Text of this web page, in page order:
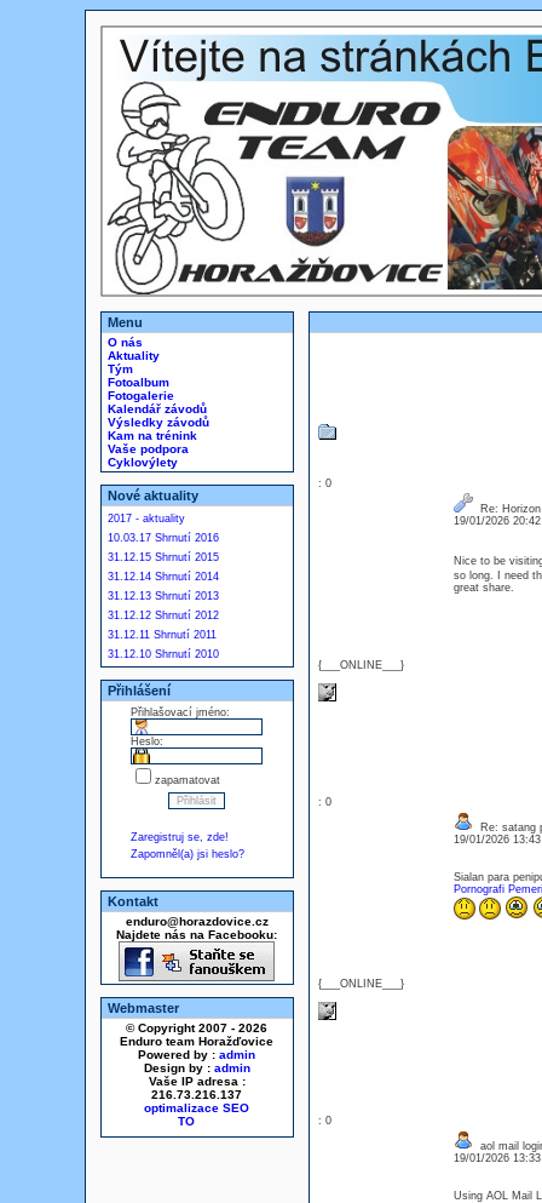
Menu
O nás
Aktuality
Tým
Fotoalbum
Fotogalerie
Kalendář závodů
Výsledky závodů
Kam na trénink
Vaše podpora
Cyklovýlety
Nové aktuality
2017 - aktuality
10.03.17 Shrnutí 2016
31.12.15 Shrnutí 2015
31.12.14 Shrnutí 2014
31.12.13 Shrnutí 2013
31.12.12 Shrnutí 2012
31.12.11 Shrnutí 2011
31.12.10 Shrnutí 2010
Přihlášení
Přihlašovací jméno:
Heslo:
zapamatovat
Zaregistruj se, zde!
Zapomněl(a) jsi heslo?
Kontakt
enduro@horazdovice.cz
Najdete nás na Facebooku:
Webmaster
© Copyright 2007 - 2026
Enduro team Horažďovice
Powered by : admin
Design by : admin
Vaše IP adresa :
216.73.216.137
optimalizace SEO
: 0
{___ONLINE___}
Re:
19/01/2026
Nice to be
so long. I need
great share.
: 0
{___ONLINE___}
Re: satang
19/01/2026
Sialan para
Pornografi
: 0
aol mail
19/01/2026
Using AOL Mail